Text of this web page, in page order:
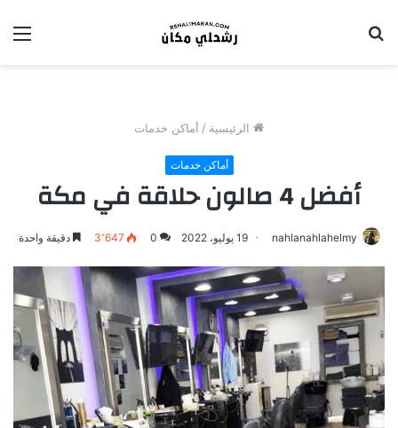
الرئيسية / أماكن خدمات
أماكن خدمات
أفضل 4 صالون حلاقة في مكة
nahlanahlahelmy 19 يوليو، 2022 0 3٬647 دقيقة واحدة